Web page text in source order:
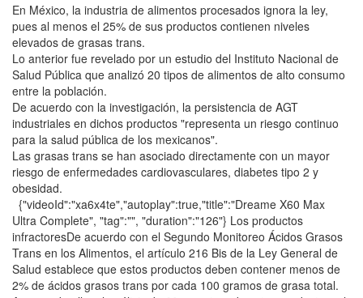
En México, la industria de alimentos procesados ignora la ley,
pues al menos el 25% de sus productos contienen niveles
elevados de grasas trans.
Lo anterior fue revelado por un estudio del Instituto Nacional de
Salud Pública que analizó 20 tipos de alimentos de alto consumo
entre la población.
De acuerdo con la investigación, la persistencia de AGT
industriales en dichos productos "representa un riesgo continuo
para la salud pública de los mexicanos".
Las grasas trans se han asociado directamente con un mayor
riesgo de enfermedades cardiovasculares, diabetes tipo 2 y
obesidad.
{"videoId":"xa6x4te","autoplay":true,"title":"Dreame X60 Max
Ultra Complete", "tag":"", "duration":"126"} Los productos
infractoresDe acuerdo con el Segundo Monitoreo Ácidos Grasos
Trans en los Alimentos, el artículo 216 Bis de la Ley General de
Salud establece que estos productos deben contener menos de
2% de ácidos grasos trans por cada 100 gramos de grasa total.